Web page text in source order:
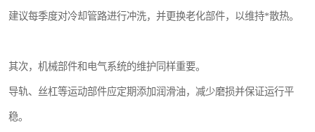
建议每季度对冷却管路进行冲洗，并更换老化部件，以维持*散热。
其次，机械部件和电气系统的维护同样重要。
导轨、丝杠等运动部件应定期添加润滑油，减少磨损并保证运行平
稳。